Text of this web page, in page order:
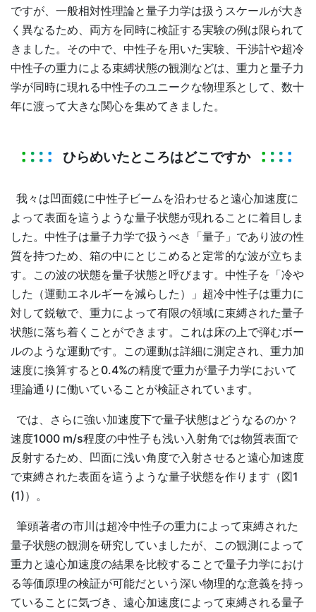
ですが、一般相対性理論と量子力学は扱うスケールが大き
く異なるため、両方を同時に検証する実験の例は限られて
きました。その中で、中性子を用いた実験、干渉計や超冷
中性子の重力による束縛状態の観測などは、重力と量子力
学が同時に現れる中性子のユニークな物理系として、数十
年に渡って大きな関心を集めてきました。
ひらめいたところはどこですか
我々は凹面鏡に中性子ビームを沿わせると遠心加速度に
よって表面を這うような量子状態が現れることに着目しま
した。中性子は量子力学で扱うべき「量子」であり波の性
質を持つため、箱の中にとじこめると定常的な波が立ちま
す。この波の状態を量子状態と呼びます。中性子を「冷や
した（運動エネルギーを減らした）」超冷中性子は重力に
対して鋭敏で、重力によって有限の領域に束縛された量子
状態に落ち着くことができます。これは床の上で弾むボー
ルのような運動です。この運動は詳細に測定され、重力加
速度に換算すると0.4%の精度で重力が量子力学において
理論通りに働いていることが検証されています。
では、さらに強い加速度下で量子状態はどうなるのか？
速度1000 m/s程度の中性子も浅い入射角では物質表面で
反射するため、凹面に浅い角度で入射させると遠心加速度
で束縛された表面を這うような量子状態を作ります（図1
(1)）。
筆頭著者の市川は超冷中性子の重力によって束縛された
量子状態の観測を研究していましたが、この観測によって
重力と遠心加速度の結果を比較することで量子力学におけ
る等価原理の検証が可能だという深い物理的な意義を持っ
ていることに気づき、遠心加速度によって束縛される量子